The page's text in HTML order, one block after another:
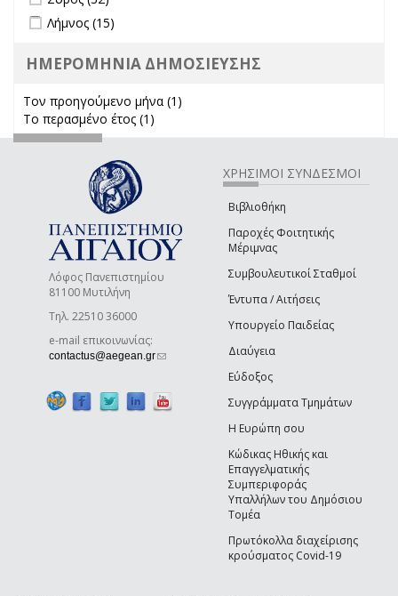
Apply Λήμνος filter
Λήμνος (15)
ΗΜΕΡΟΜΗΝΙΑ ΔΗΜΟΣΙΕΥΣΗΣ
Τον προηγούμενο μήνα (1)
Το περασμένο έτος (1)
Λόφος Πανεπιστημίου
81100 Μυτιλήνη
Τηλ. 22510 36000
e-mail επικοινωνίας:
contactus@aegean.gr(link sends e-mail)
ΧΡΗΣΙΜΟΙ ΣΥΝΔΕΣΜΟΙ
Βιβλιοθήκη
Παροχές Φοιτητικής
Μέριμνας
Συμβουλευτικοί Σταθμοί
Έντυπα / Αιτήσεις
Υπουργείο Παιδείας
Διαύγεια
Εύδοξος
Συγγράμματα Τμημάτων
Η Ευρώπη σου
Κώδικας Ηθικής και
Επαγγελματικής
Συμπεριφοράς
Υπαλλήλων του Δημόσιου
Τομέα
Πρωτόκολλα διαχείρισης
κρούσματος Covid-19